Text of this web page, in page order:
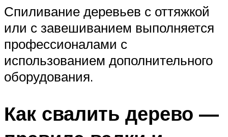
Спиливание деревьев с оттяжкой
или с завешиванием выполняется
профессионалами с
использованием дополнительного
оборудования.
Как свалить дерево —